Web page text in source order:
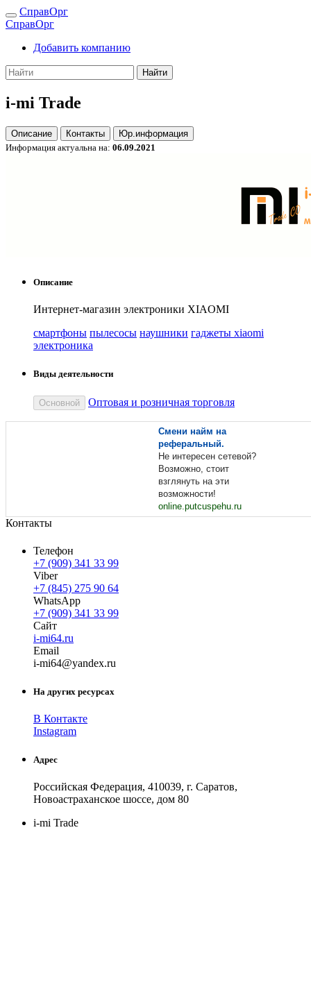
СправОрг
СправОрг
Добавить компанию
Найти
i-mi Trade
Описание Контакты
Юр.информация
Информация актуальна на: 06.09.2021
Описание
Интернет-магазин электроники XIAOMI
смартфоны пылесосы наушники гаджеты xiaomi
электроника
Виды деятельности
Основной Оптовая и розничная торговля
Смени найм на
реферальный.
Не интересен сетевой?
Возможно, стоит
взглянуть на эти
возможности!
online.putcuspehu.ru
Контакты
Телефон
+7 (909) 341 33 99
Viber
+7 (845) 275 90 64
WhatsApp
+7 (909) 341 33 99
Сайт
i-mi64.ru
Email
i-mi64@yandex.ru
На других ресурсах
В Контакте
Instagram
Адрес
Российская Федерация, 410039, г. Саратов,
Новоастраханское шоссе, дом 80
i-mi Trade